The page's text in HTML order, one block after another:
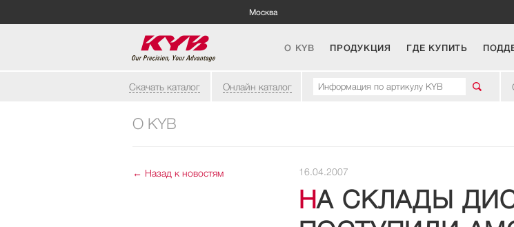
Москва
О KYB ПРОДУКЦИЯ ГДЕ КУПИТЬ
Скачать каталог Онлайн каталог
О KYB
← Назад к новостям 16.04.2007
НА СКЛАДЫ ДИСТРИБЬЮТОРОВ